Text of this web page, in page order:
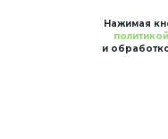
Нажимая
и